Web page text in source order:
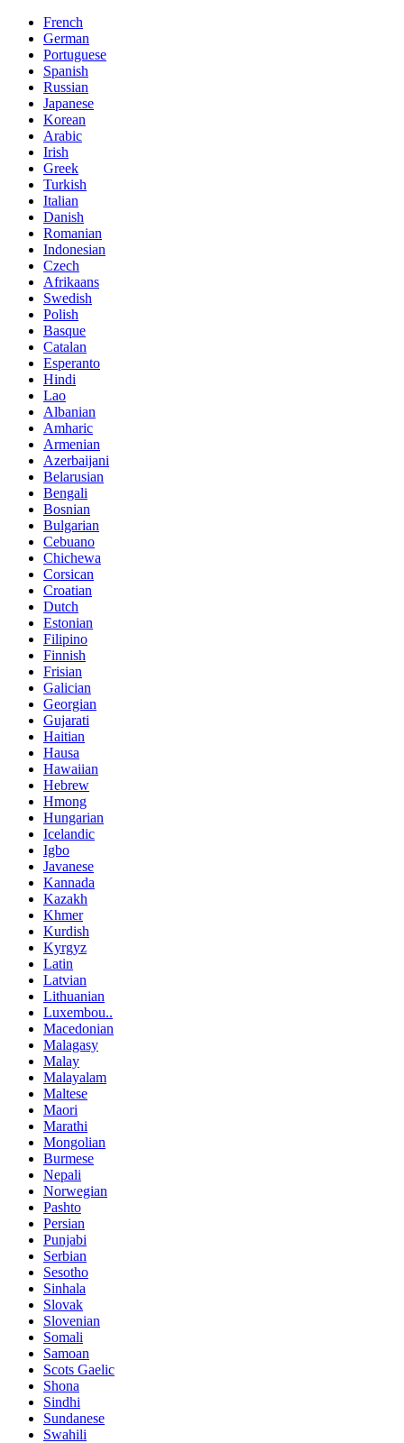
French
German
Portuguese
Spanish
Russian
Japanese
Korean
Arabic
Irish
Greek
Turkish
Italian
Danish
Romanian
Indonesian
Czech
Afrikaans
Swedish
Polish
Basque
Catalan
Esperanto
Hindi
Lao
Albanian
Amharic
Armenian
Azerbaijani
Belarusian
Bengali
Bosnian
Bulgarian
Cebuano
Chichewa
Corsican
Croatian
Dutch
Estonian
Filipino
Finnish
Frisian
Galician
Georgian
Gujarati
Haitian
Hausa
Hawaiian
Hebrew
Hmong
Hungarian
Icelandic
Igbo
Javanese
Kannada
Kazakh
Khmer
Kurdish
Kyrgyz
Latin
Latvian
Lithuanian
Luxembou..
Macedonian
Malagasy
Malay
Malayalam
Maltese
Maori
Marathi
Mongolian
Burmese
Nepali
Norwegian
Pashto
Persian
Punjabi
Serbian
Sesotho
Sinhala
Slovak
Slovenian
Somali
Samoan
Scots Gaelic
Shona
Sindhi
Sundanese
Swahili